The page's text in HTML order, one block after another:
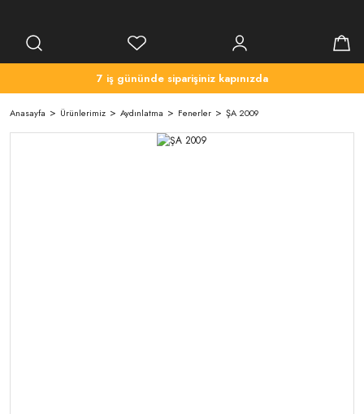
7 iş gününde siparişiniz kapınızda
Anasayfa Ürünlerimiz Aydınlatma Fenerler ŞA 2009